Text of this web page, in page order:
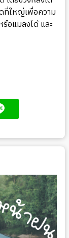
ที่ใหญ่เพื่อความ
อแมลงได้ และ